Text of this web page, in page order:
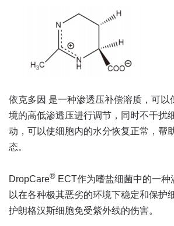
依克多因 是一种渗透压补偿溶质，可以
境的高低渗透压进行调节，同时不干扰
动，可以使细胞内的水分恢复正常，帮
态。
DropCare® ECT作为嗜盐细菌中的一种
以在各种极其恶劣的环境下稳定和保护
护朗格汉斯细胞免受紫外线的伤害。